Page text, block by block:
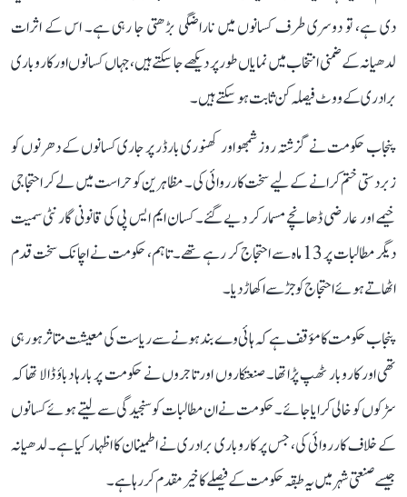
دی ہے، تو دوسری طرف کسانوں میں ناراضگی بڑھتی جا رہی ہے۔ اس کے اثرات
لدھیانہ کے ضمنی انتخاب میں نمایاں طور پر دیکھے جا سکتے ہیں، جہاں کسانوں اور کاروباری
برادری کے ووٹ فیصلہ کن ثابت ہو سکتے ہیں۔
پنجاب حکومت نے گزشتہ روز شمبھو اور کھنوری بارڈر پر جاری کسانوں کے دھرنوں کو
زبردستی ختم کرانے کے لیے سخت کارروائی کی۔ مظاہرین کو حراست میں لے کر احتجاجی
خیمے اور عارضی ڈھانچے مسمار کر دیے گئے۔ کسان ایم ایس پی کی قانونی گارنٹی سمیت
دیگر مطالبات پر 13 ماہ سے احتجاج کر رہے تھے۔ تاہم، حکومت نے اچانک سخت قدم
اٹھاتے ہوئے احتجاج کو جڑ سے اکھاڑ دیا۔
پنجاب حکومت کا مؤقف ہے کہ ہائی وے بند ہونے سے ریاست کی معیشت متاثر ہو رہی
تھی اور کاروبار ٹھپ پڑا تھا۔ صنعتکاروں اور تاجروں نے حکومت پر بارہا دباؤ ڈالا تھا کہ
سڑکوں کو خالی کرایا جائے۔ حکومت نے ان مطالبات کو سنجیدگی سے لیتے ہوئے کسانوں
کے خلاف کارروائی کی، جس پر کاروباری برادری نے اطمینان کا اظہار کیا ہے۔ لدھیانہ
جیسے صنعتی شہر میں یہ طبقہ حکومت کے فیصلے کا خیرمقدم کر رہا ہے۔